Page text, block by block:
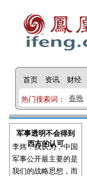
首页 资讯 财经
热门搜索词： 春晚
军事透明不会得到
西方的认可
李炜：我认为，中国
军事公开最主要的是
我们的战略思想，而